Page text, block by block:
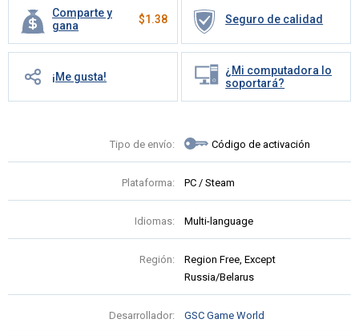
Comparte y
gana
$1.38 Seguro de calidad
¡Me gusta!
¿Mi computadora lo
soportará?
Tipo de envío: Código de activación
Plataforma: PC / Steam
Idiomas: Multi-language
Región:
Region Free, Except
Russia/Belarus
Desarrollador: GSC Game World